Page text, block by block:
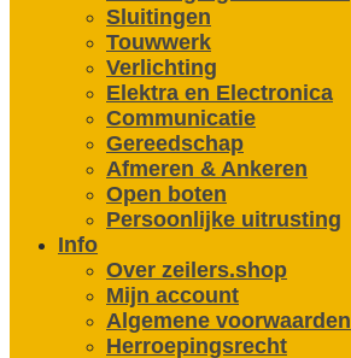
Sluitingen
Touwwerk
Verlichting
Elektra en Electronica
Communicatie
Gereedschap
Afmeren & Ankeren
Open boten
Persoonlijke uitrusting
Info
Over zeilers.shop
Mijn account
Algemene voorwaarden
Herroepingsrecht